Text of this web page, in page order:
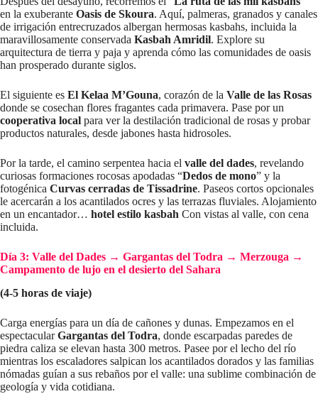
en la exuberante Oasis de Skoura. Aquí, palmeras, granados y canales
de irrigación entrecruzados albergan hermosas kasbahs, incluida la
maravillosamente conservada Kasbah Amridil. Explore su
arquitectura de tierra y paja y aprenda cómo las comunidades de oasis
han prosperado durante siglos.
El siguiente es El Kelaa M’Gouna, corazón de la Valle de las Rosas
donde se cosechan flores fragantes cada primavera. Pase por un
cooperativa local para ver la destilación tradicional de rosas y probar
productos naturales, desde jabones hasta hidrosoles.
Por la tarde, el camino serpentea hacia el valle del dades, revelando
curiosas formaciones rocosas apodadas “Dedos de mono” y la
fotogénica Curvas cerradas de Tissadrine. Paseos cortos opcionales
le acercarán a los acantilados ocres y las terrazas fluviales. Alojamiento
en un encantador… hotel estilo kasbah Con vistas al valle, con cena
incluida.
Día 3: Valle del Dades → Gargantas del Todra → Merzouga →
Campamento de lujo en el desierto del Sahara
(4-5 horas de viaje)
Carga energías para un día de cañones y dunas. Empezamos en el
espectacularGargantas del Todra, donde escarpadas paredes de
piedra caliza se elevan hasta 300 metros. Pasee por el lecho del río
mientras los escaladores salpican los acantilados dorados y las familias
nómadas guían a sus rebaños por el valle: una sublime combinación de
geología y vida cotidiana.